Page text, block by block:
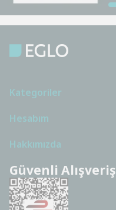
Kategoriler
Hesabım
Hakkımızda
Güvenli Alışveriş